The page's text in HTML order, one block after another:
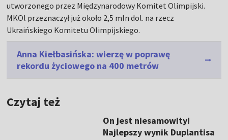
utworzonego przez Międzynarodowy Komitet Olimpijski.
MKOl przeznaczył już około 2,5 mln dol. na rzecz
Ukraińskiego Komitetu Olimpijskiego.
Anna Kiełbasińska: wierzę w poprawę
rekordu życiowego na 400 metrów
Czytaj też
On jest niesamowity!
Najlepszy wynik Duplantisa